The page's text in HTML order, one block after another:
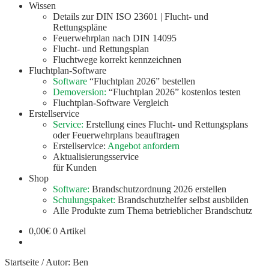
Wissen
Details zur DIN ISO 23601 | Flucht- und
Rettungspläne
Feuerwehrplan nach DIN 14095
Flucht- und Rettungsplan
Fluchtwege korrekt kennzeichnen
Fluchtplan-Software
Software “Fluchtplan 2026” bestellen
Demoversion: “Fluchtplan 2026” kostenlos testen
Fluchtplan-Software Vergleich
Erstellservice
Service: Erstellung eines Flucht- und Rettungsplans
oder Feuerwehrplans beauftragen
Erstellservice: Angebot anfordern
Aktualisierungsservice
für Kunden
Shop
Software: Brandschutzordnung 2026 erstellen
Schulungspaket: Brandschutzhelfer selbst ausbilden
Alle Produkte zum Thema betrieblicher Brandschutz
0,00€ 0 Artikel
Startseite /Autor: Ben